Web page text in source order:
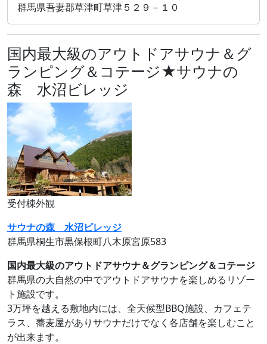
群馬県吾妻郡草津町草津５２９－１０
国内最大級のアウトドアサウナ＆グ
ランピング＆コテージ★サウナの
森 水沼ビレッジ
受付棟外観
サウナの森 水沼ビレッジ
群馬県桐生市黒保根町八木原宮原583
国内最大級のアウトドアサウナ＆グランピング＆コテージ
群馬県の大自然の中でアウトドアサウナを楽しめるリゾー
ト施設です。
3万坪を越える敷地内には、全天候型BBQ施設、カフェテ
ラス、蕎麦屋がありサウナだけでなく各店舗を楽しむこと
が出来ます。